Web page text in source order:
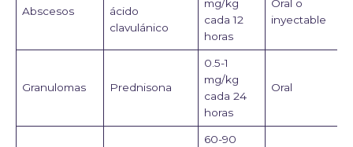
Abscesos
ácido
clavulánico
mg/kg
cada 12
horas
Oral o
inyectable
Granulomas Prednisona
0.5-1
mg/kg
cada 24
horas
Oral
60-90